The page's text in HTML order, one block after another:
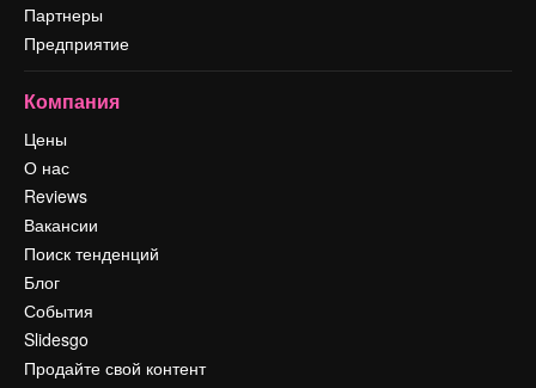
Партнеры
Предприятие
Компания
Цены
О нас
Reviews
Вакансии
Поиск тенденций
Блог
События
Slidesgo
Продайте свой контент